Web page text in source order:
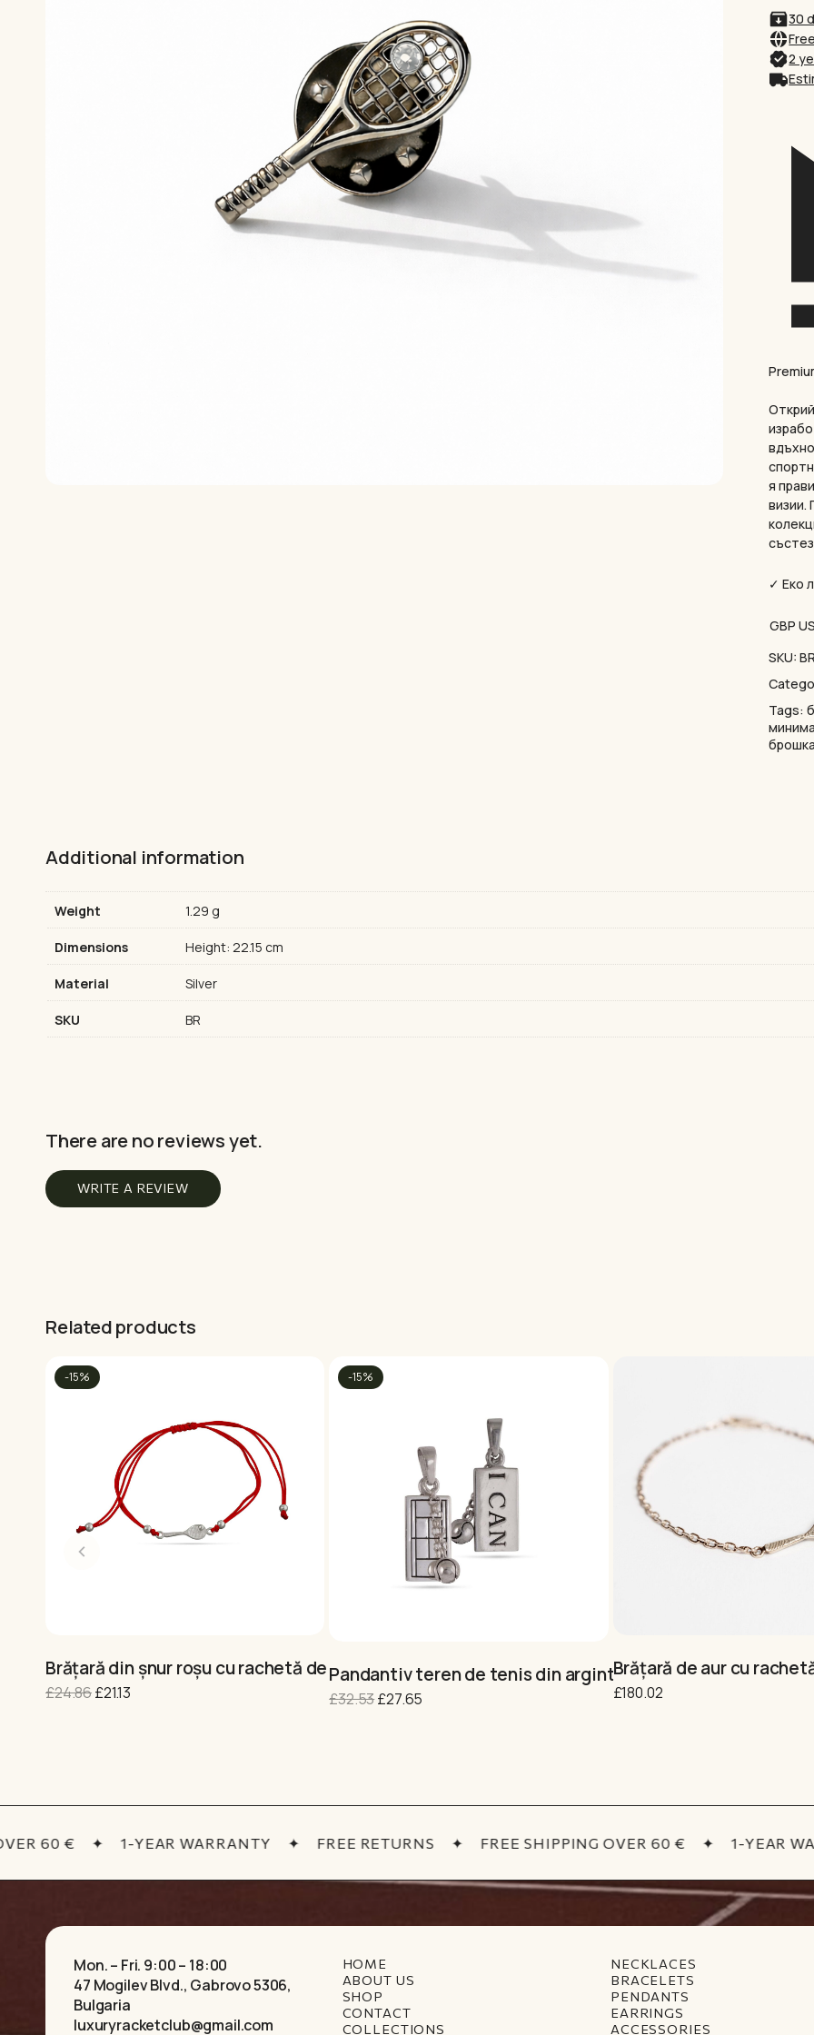
30
2
я
визии.
✓ Еко
GBP
SKU:BR
Tags:
брошка
Additional information
Weight 1.29 g
Dimensions Height: 22.15 cm
Material Silver
SKU BR
There are no reviews yet.
WRITE A REVIEW
Related products
-15%
Brățară din șnur roșu cu rachetă de tenis „Refuză să pierzi”
£24.86Original price was: £24.86.
£21.13Current price is: £21.13.
-15%
Pandantiv teren de tenis din argint cu minge „Pot”
£32.53Original price was: £32.53.
£27.65
This product has multiple
Brățară de aur cu
£180.02
60 € ✦ 1-YEAR WARRANTY ✦ FREE RETURNS ✦ FREE SHIPPING OVER 60 € ✦ 1-YEAR
Mon. – Fri. 9:00 – 18:00
47 Mogilev Blvd., Gabrovo 5306,
Bulgaria
luxuryracketclub@gmail.com
HOME
ABOUT US
SHOP
CONTACT
COLLECTIONS
NECKLACES
BRACELETS
PENDANTS
EARRINGS
ACCESSORIES
Save my name, email,